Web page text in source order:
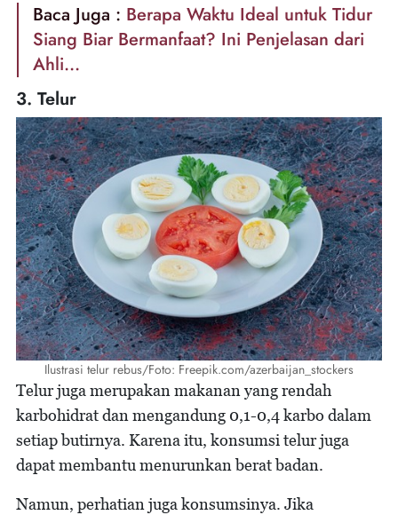
Baca Juga : Berapa Waktu Ideal untuk Tidur
Siang Biar Bermanfaat? Ini Penjelasan dari
Ahli...
3. Telur
Ilustrasi telur rebus/Foto: Freepik.com/azerbaijan_stockers
Telur juga merupakan makanan yang rendah
karbohidrat dan mengandung 0,1-0,4 karbo dalam
setiap butirnya. Karena itu, konsumsi telur juga
dapat membantu menurunkan berat badan.
Namun, perhatian juga konsumsinya. Jika